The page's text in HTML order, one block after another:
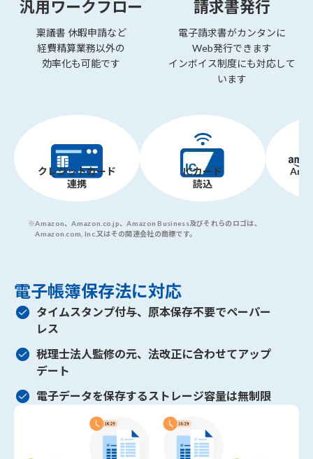
汎用ワークフロー
稟議書 休暇申請など
経費精算業務以外の
効率化も可能です
請求書発行
電子請求書がカンタンに
Web発行できます
インボイス制度にも対応して
います
クレジットカード
連携
ICカード
読込
※Amazon、Amazon.co.jp、Amazon Business及びそれらのロゴは、
Amazon.com, Inc.又はその関連会社の商標です。
電子帳簿保存法に対応
タイムスタンプ付与、原本保存不要でペーパー
レス
税理士法人監修の元、法改正に合わせてアップ
デート
電子データを保存するストレージ容量は無制限